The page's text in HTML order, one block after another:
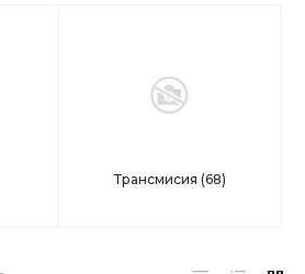
Трансмисия (68)